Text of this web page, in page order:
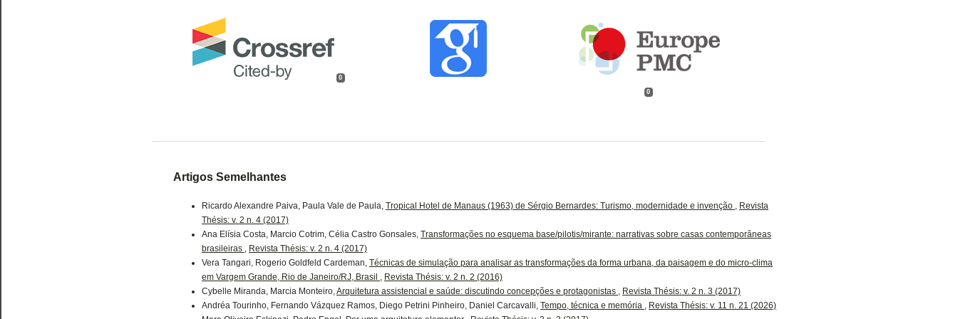
0
0
Artigos Semelhantes
Ricardo Alexandre Paiva, Paula Vale de Paula, Tropical Hotel de Manaus (1963) de Sérgio Bernardes: Turismo, modernidade e invenção , Revista
Thésis: v. 2 n. 4 (2017)
Ana Elísia Costa, Marcio Cotrim, Célia Castro Gonsales, Transformações no esquema base/pilotis/mirante: narrativas sobre casas contemporâneas
brasileiras , Revista Thésis: v. 2 n. 4 (2017)
Vera Tangari, Rogerio Goldfeld Cardeman, Técnicas de simulação para analisar as transformações da forma urbana, da paisagem e do micro-clima
em Vargem Grande, Rio de Janeiro/RJ, Brasil , Revista Thésis: v. 2 n. 2 (2016)
Cybelle Miranda, Marcia Monteiro,Arquitetura assistencial e saúde: discutindo concepções e protagonistas , Revista Thésis: v. 2 n. 3 (2017)
Andréa Tourinho, Fernando Vázquez Ramos, Diego Petrini Pinheiro, Daniel Carcavalli, Tempo, técnica e memória , Revista Thésis: v. 11 n. 21 (2026)